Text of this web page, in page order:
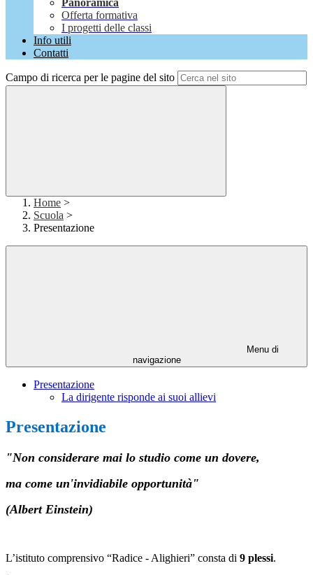
Panoramica
Offerta formativa
I progetti delle classi
Info utili
Contatti
Campo di ricerca per le pagine del sito
Home >
Scuola >
Presentazione
Menu di
navigazione
Presentazione
La dirigente risponde ai suoi allievi
Presentazione
"Non considerare mai lo studio come un dovere,
ma come un'invidiabile opportunità"
(Albert Einstein)
L’istituto comprensivo “Radice - Alighieri” consta di 9 plessi.